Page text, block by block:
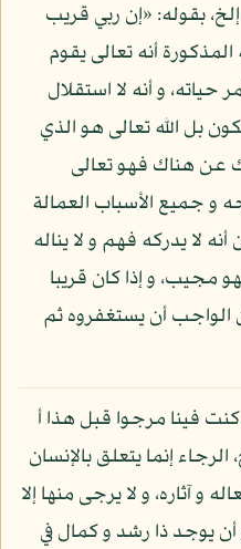
بقوله: «إن ربي قريب
أنه تعالى يقوم
حياته، و أنه لا استقلال
بل الله تعالى هو الذي
عن هناك فهو تعالى
و جميع الأسباب العمالة
لا يدركه فهم و لا يناله
مجيب، و إذا كان قريبا
الواجب أن يستغفروه ثم
فينا مرجوا قبل هذا أ
الرجاء إنما يتعلق بالإنسان
آثاره، و لا يرجى منها إلا
يوجد ذا رشد و كمال في